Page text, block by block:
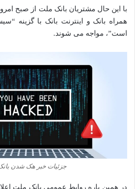
با این حال مشتریان بانک ملت از صبح
همراه بانک و اینترنت بانک با گزینه
است”، مواجه می‌ شوند.
جزئیات خبر هک شدن
در همین باره روابط عمومی بانک ملت